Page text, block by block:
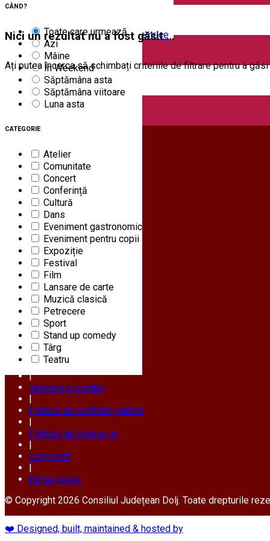
English
Taxi
Încărcare vehicule electrice
CÂND?
Toate care urmează
Azi
Mâine
În Weekend
Săptămâna asta
Săptămâna viitoare
Luna asta
CATEGORIE
Atelier
Comunitate
Concert
Conferință
Cultură
Dans
Eveniment gastronomic
Eveniment pentru copii
Expoziție
Festival
Film
Lansare de carte
Muzică clasică
Petrecere
Sport
Stand up comedy
Târg
Teatru
Nici un rezultat nu a fost găsit …
Ați putea încerca să schimbați criteriile de filtrare pentru a
URMĂREȘTE-NE PE
Despre noi
|
Contactează-ne
|
Termeni și condiții
|
Politica de confidențialitate
|
Politica de cookie-uri
|
Copyright
|
Kit de presă
© Copyright 2026 Consiliul Județean Dolj. Toate drepturile
❤️ Designed, built, maintained & hosted by